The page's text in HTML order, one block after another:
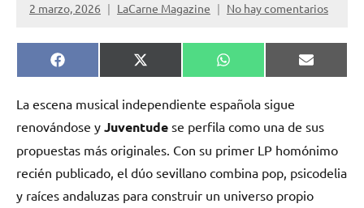
2 marzo, 2026 LaCarne Magazine No hay comentarios
Compartir
en
Facebook
Compartir
en
X
(Twitter)
Compartir
en
WhatsApp
en
Email
La escena musical independiente española sigue
renovándose y Juventude se perfila como una de sus
propuestas más originales. Con su primer LP homónimo
recién publicado, el dúo sevillano combina pop, psicodelia
y raíces andaluzas para construir un universo propio